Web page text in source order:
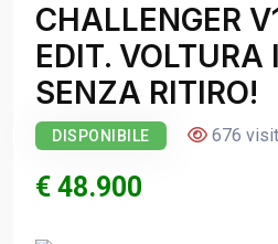
CHALLENGER
EDIT. VOLTURA
SENZA RITIRO!
DISPONIBILE 676
€ 48.900